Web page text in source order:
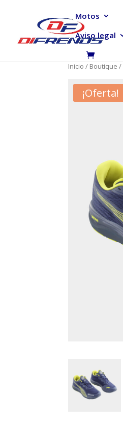
Motos
Aviso legal
Inicio / Boutique /
¡Oferta!